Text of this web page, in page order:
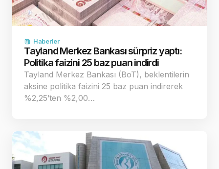
Haberler
Tayland Merkez Bankası sürpriz yaptı:
Politika faizini 25 baz puan indirdi
Tayland Merkez Bankası (BoT), beklentilerin
aksine politika faizini 25 baz puan indirerek
%2,25’ten %2,00…